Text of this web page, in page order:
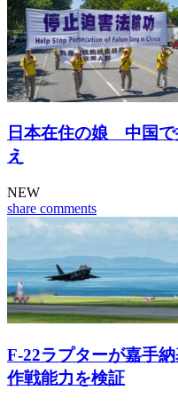
日本在住の娘 中国で
え
NEW
share comments
F-22ラプターが嘉手
作戦能力を検証